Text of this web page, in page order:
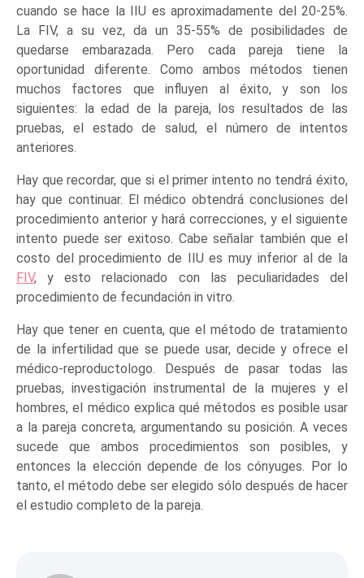
cuando se hace la IIU es aproximadamente del 20-25%.
La FIV, a su vez, da un 35-55% de posibilidades de
quedarse embarazada. Pero cada pareja tiene la
oportunidad diferente. Como ambos métodos tienen
muchos factores que influyen al éxito, y son los
siguientes: la edad de la pareja, los resultados de las
pruebas, el estado de salud, el número de intentos
anteriores.
Hay que recordar, que si el primer intento no tendrá éxito,
hay que continuar. El médico obtendrá conclusiones del
procedimiento anterior y hará correcciones, y el siguiente
intento puede ser exitoso. Cabe señalar también que el
costo del procedimiento de IIU es muy inferior al de la
FIV, y esto relacionado con las peculiaridades del
procedimiento de fecundación in vitro.
Hay que tener en cuenta, que el método de tratamiento
de la infertilidad que se puede usar, decide y ofrece el
médico-reproductologo. Después de pasar todas las
pruebas, investigación instrumental de la mujeres y el
hombres, el médico explica qué métodos es posible usar
a la pareja concreta, argumentando su posición. A veces
sucede que ambos procedimientos son posibles, y
entonces la elección depende de los cónyuges. Por lo
tanto, el método debe ser elegido sólo después de hacer
el estudio completo de la pareja.